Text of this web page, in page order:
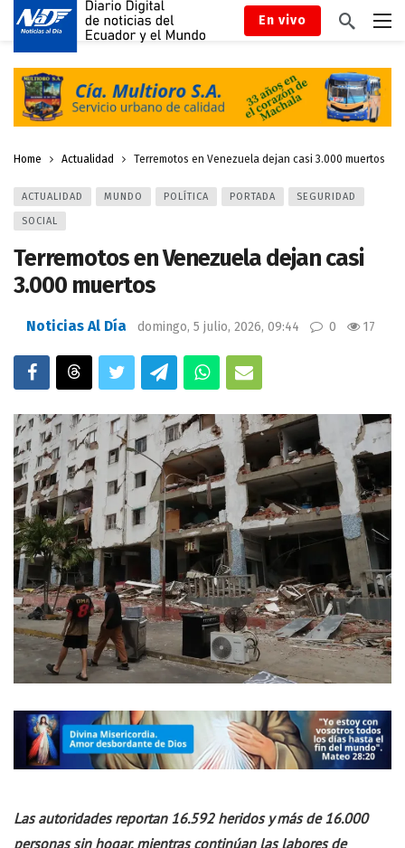
En vivo
Home Actualidad Terremotos en Venezuela dejan casi 3.000 muertos
ACTUALIDAD MUNDO POLÍTICA PORTADA SEGURIDAD
SOCIAL
Terremotos en Venezuela dejan casi
3.000 muertos
Noticias Al Día domingo, 5 julio, 2026, 09:44 0 17
Las autoridades reportan 16.592 heridos y más de 16.000
personas sin hogar, mientras continúan las labores de